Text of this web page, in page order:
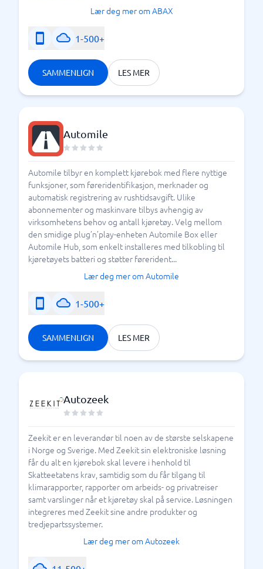
Lær deg mer om ABAX
1-500+
SAMMENLIGN LES MER
Automile
Automile tilbyr en komplett kjørebok med flere nyttige
funksjoner, som føreridentifikasjon, merknader og
automatisk registrering av rushtidsavgift. Ulike
abonnementer og maskinvare tilbys avhengig av
virksomhetens behov og antall kjøretøy. Velg mellom
den smidige plug’n’play-enheten Automile Box eller
Automile Hub, som enkelt installeres med tilkobling til
kjøretøyets batteri og støtter førerident...
Lær deg mer om Automile
1-500+
SAMMENLIGN LES MER
Autozeek
Zeekit er en leverandør til noen av de største selskapene
i Norge og Sverige. Med Zeekit sin elektroniske løsning
får du alt en kjørebok skal levere i henhold til
Skatteetatens krav, samtidig som du får tilgang til
klimarapporter, rapporter om arbeids- og privatreiser
samt varslinger når et kjøretøy skal på service. Løsningen
integreres med Zeekit sine andre produkter og
tredjepartssystemer.
Lær deg mer om Autozeek